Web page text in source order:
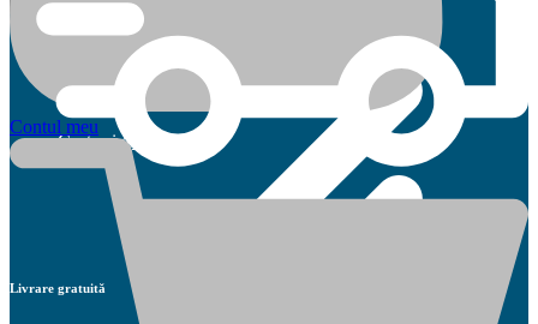
Cataloage
Curte și grădină
Contul meu
Livrare gratuită